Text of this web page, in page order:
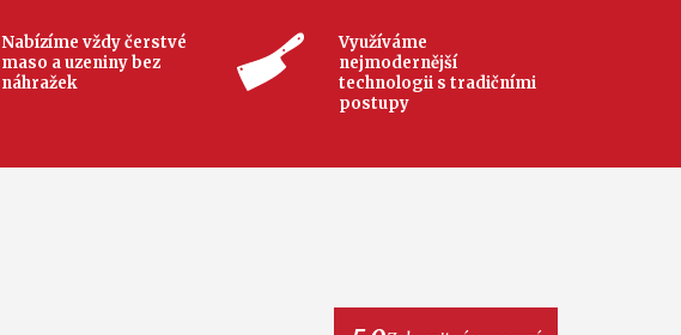
Nabízíme vždy čerstvé
maso a uzeniny bez
náhražek
Využíváme
nejmodernější
technologii s tradičními
postupy